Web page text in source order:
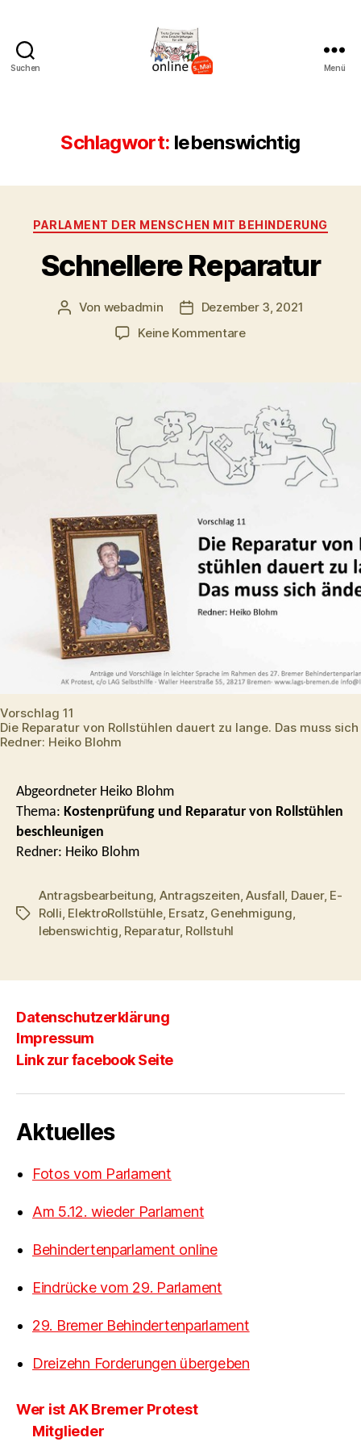
Suchen Menü
Schlagwort: lebenswichtig
Kategorien
PARLAMENT DER MENSCHEN MIT BEHINDERUNG
Schnellere Reparatur
Beitragsautor
Von webadmin Beitragsdatum
Dezember 3, 2021
Keine Kommentarezu
Vorschlag 11
Die Reparatur von Rollstühlen dauert zu lange. Das muss
Redner: Heiko Blohm
Abgeordneter Heiko Blohm
Thema: Kostenprüfung und Reparatur von Rollstühlen
beschleunigen
Redner: Heiko Blohm
Schlagwörter
Antragsbearbeitung, Antragszeiten,Ausfall, Dauer, E-
Rolli, ElektroRollstühle, Ersatz, Genehmigung,
lebenswichtig, Reparatur, Rollstuhl
Datenschutzerklärung
Impressum
Link zur facebook Seite
Aktuelles
Fotos vom Parlament
Am 5.12. wieder Parlament
Behindertenparlament online
Eindrücke vom 29. Parlament
29. Bremer Behindertenparlament
Dreizehn Forderungen übergeben
Wer ist AK Bremer Protest
Mitglieder